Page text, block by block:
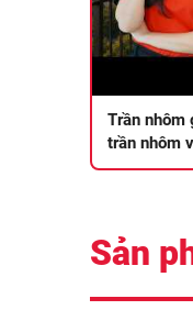
Trần nhôm
trần nhôm
Sản